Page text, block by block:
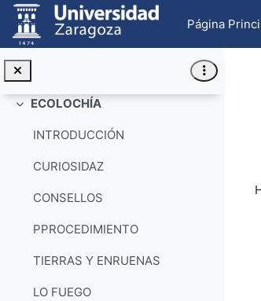
Salta al contenido principal
Página
COMPRENSIÓN ORAL
AFICIONS: FOTOGRAFÍA
Colapsar
ECOLOCHÍA
INTRODUCCIÓN
CURIOSIDAZ
CONSELLOS
PPROCEDIMIENTO
TIERRAS Y ENRUENAS
LO FUEGO